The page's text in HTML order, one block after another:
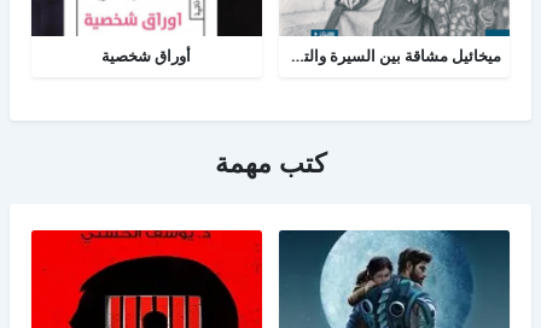
ميخائيل مشاقة بين السيرة والتاريخ أوراق شخصية
كتب مهمة